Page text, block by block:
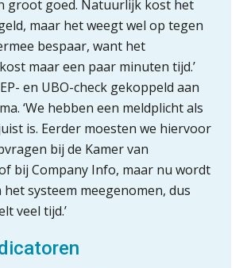
groot goed. Natuurlijk kost het
maar het weegt wel op tegen
bespaar, want het
maar een paar minuten tijd.’
en UBO-check gekoppeld aan
‘We hebben een meldplicht als
is. Eerder moesten we hiervoor
bij de Kamer van
bij Company Info, maar nu wordt
het systeem meegenomen, dus
veel tijd.’
Van Mook: “Met Minox Focus wil ik
groeien naar twee keer zoveel
klanten.”
Van losse vastlegging naar
aantoonbare grip op KYC en de Wwft
Woord & Daad: “Van wildgroei naar
een structuur die iedereen begrijpt”
Te veel tijd kwijt aan
factuurverwerking? Dit is hoe AI het
oplost
Uitspraak Hoge Raad: subsidie voor